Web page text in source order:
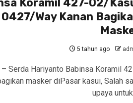
Way Kanan
5 tahun ago
– Serda Hariyanto Babinsa Koramil
masker diPasar kasui, Salah
upaya